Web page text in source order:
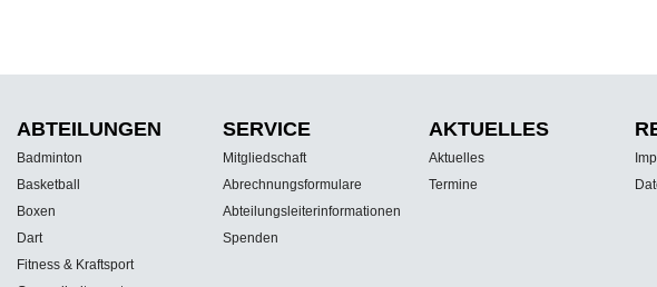
ABTEILUNGEN
Badminton
Basketball
Boxen
Dart
Fitness & Kraftsport
SERVICE
Mitgliedschaft
Abrechnungsformulare
Abteilungsleiterinformationen
Spenden
AKTUELLES
Aktuelles
Termine